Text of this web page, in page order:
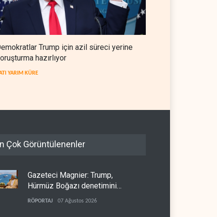
Trump için azil süreci yerine
hazırlıyor
YARIM KÜRE
Çok Görüntülenenler
Gazeteci Magnier: Trump,
Hürmüz Boğazı denetimini
doğrudan İran ve Umman'a
RÖPORTAJ 07 Ağustos 2026